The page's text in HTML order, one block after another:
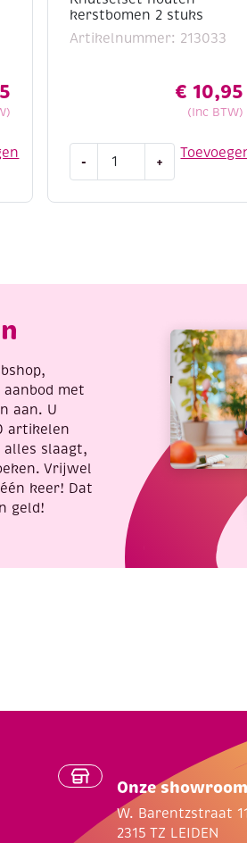
kerstbomen 2 stuks
Artikelnummer: 213033
€ 10,95
(Inc BTW)
-
houten
+
met
aan. U
artikelen
alles slaagt,
Vrijwel
keer! Dat
geld!
Onze showroom
W. Barentzstraat
2315 TZ LEIDEN